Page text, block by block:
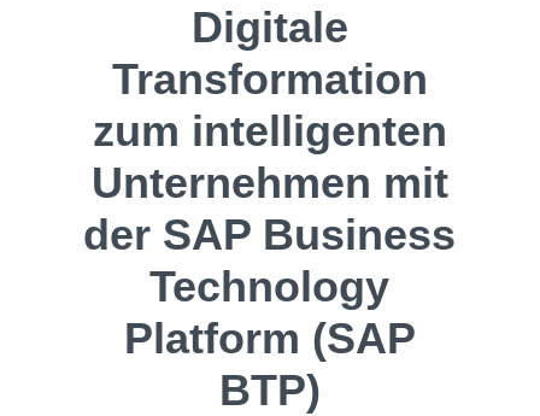
Digitale
Transformation
zum intelligenten
Unternehmen mit
der SAP Business
Technology
Platform (SAP
BTP)